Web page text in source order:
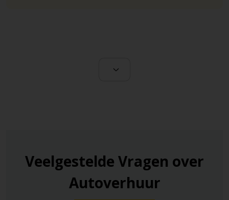
Veelgestelde Vragen over
Autoverhuur